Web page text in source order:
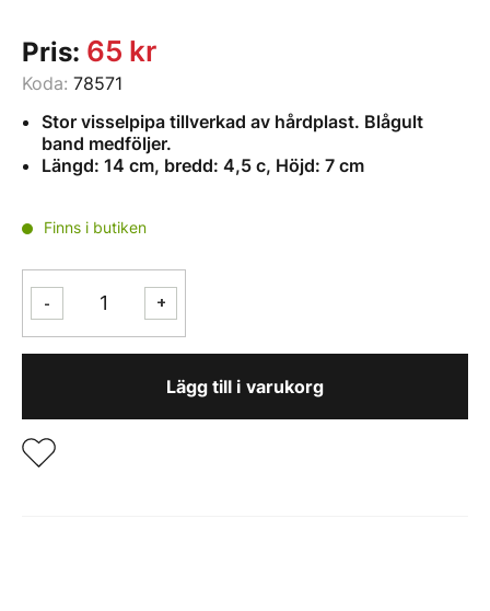
Koda: 78571
Stor visselpipa tillverkad av hårdplast. Blågult
band medföljer.
Längd: 14 cm, bredd: 4,5 c, Höjd: 7 cm
Finns i butiken
-
JÄTTEVISSELPIPA
STUDENT
mängd
+
Lägg till i varukorg
Pris: 65 kr